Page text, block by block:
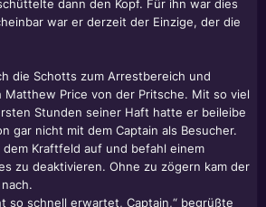
dann den Kopf. Für ihn war dies
war er derzeit der Einzige, der die
die Schotts zum Arrestbereich und
Matthew Price von der Pritsche. Mit so viel
Stunden seiner Haft hatte er beileibe
gar nicht mit dem Captain als Besucher.
Kraftfeld auf und befahl einem
zu deaktivieren. Ohne zu zögern kam der
so schnell erwartet, Captain,“ begrüßte